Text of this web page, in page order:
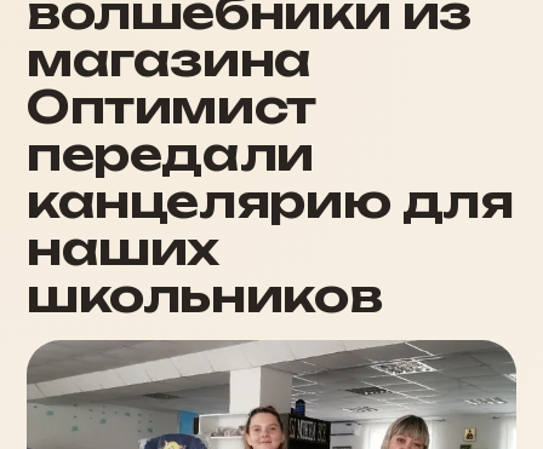
волшебники из
магазина
Оптимист
передали
канцелярию для
наших
школьников